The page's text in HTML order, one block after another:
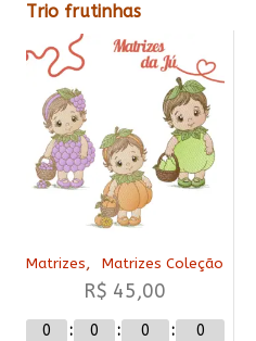
Trio frutinhas
Matrizes, Matrizes Coleção
R$ 45,00
0 0 0 0